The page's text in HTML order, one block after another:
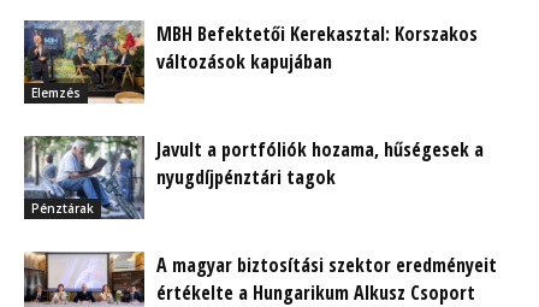
Elemzés
MBH Befektetői Kerekasztal: Korszakos
változások kapujában
Pénztárak
Javult a portfóliók hozama, hűségesek a
nyugdíjpénztári tagok
A magyar biztosítási szektor eredményeit
értékelte a Hungarikum Alkusz Csoport